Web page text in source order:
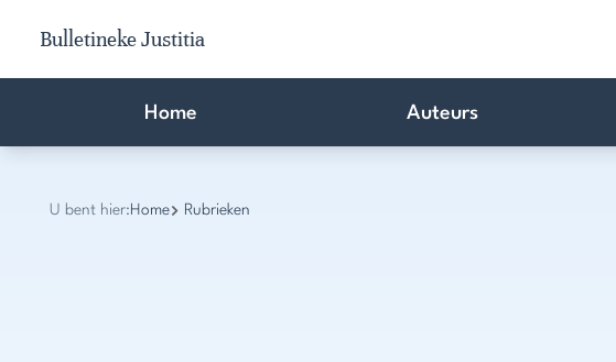
Bulletineke Justitia
Home Auteurs
U bent hier: Home Rubrieken